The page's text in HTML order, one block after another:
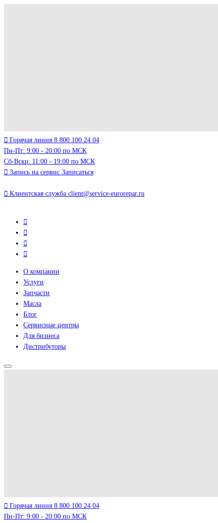
Горячая линия 8 800 100 24 04
Пн-Пт: 9:00 - 20:00 по МСК
Сб-Вскр: 11:00 - 19:00 по МСК
Запись на сервис Записаться
Клиентская служба client@service-eurorepar.ru
О компании
Услуги
Запчасти
Масла
Блог
Сервисные центры
Для бизнеса
Дистрибуторы
Горячая линия 8 800 100 24 04
Пн-Пт: 9:00 - 20:00 по МСК